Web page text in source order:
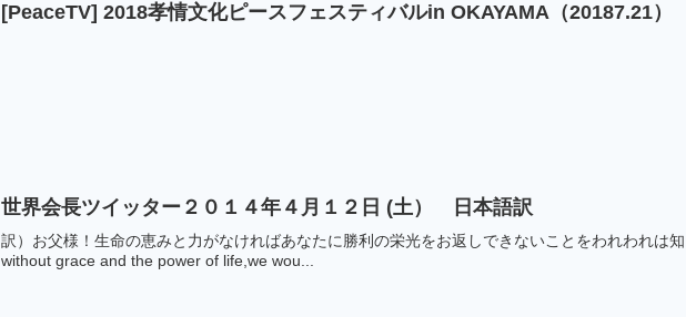
[PeaceTV] 2018孝情文化ピースフェスティバルin OKAYAMA（20187.21）
世界会長ツイッター２０１４年４月１２日 (土） 日本語訳
訳）お父様！生命の恵みと力がなければあなたに勝利の栄光をお返しできないことをわれわれは
without grace and the power of life,we wou...